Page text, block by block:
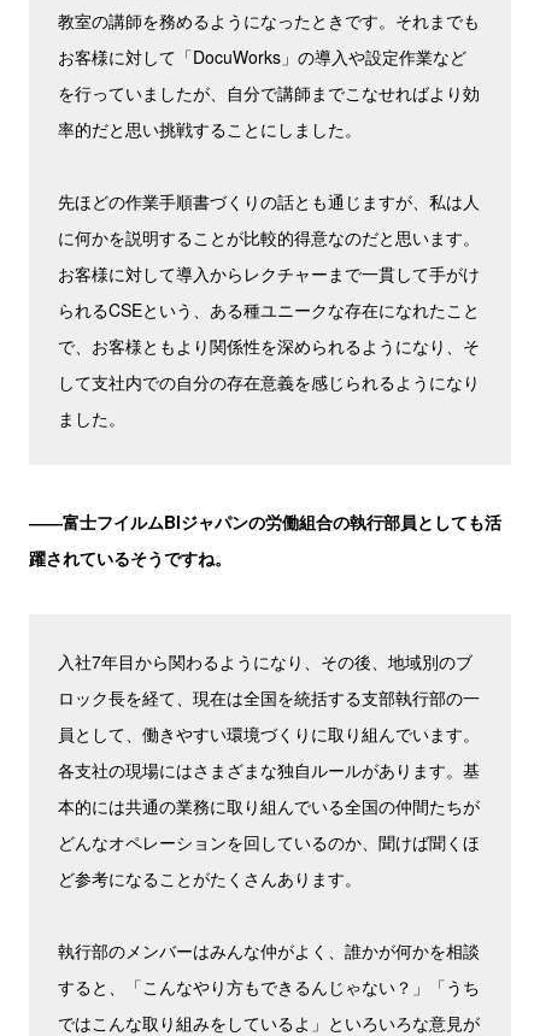
教室の講師を務めるようになったときです。それまでも
お客様に対して「DocuWorks」の導入や設定作業など
を行っていましたが、自分で講師までこなせればより効
率的だと思い挑戦することにしました。
先ほどの作業手順書づくりの話とも通じますが、私は人
に何かを説明することが比較的得意なのだと思います。
お客様に対して導入からレクチャーまで一貫して手がけ
られるCSEという、ある種ユニークな存在になれたこと
で、お客様ともより関係性を深められるようになり、そ
して支社内での自分の存在意義を感じられるようになり
ました。
――富士フイルムBIジャパンの労働組合の執行部員としても活
躍されているそうですね。
入社7年目から関わるようになり、その後、地域別のブ
ロック長を経て、現在は全国を統括する支部執行部の一
員として、働きやすい環境づくりに取り組んでいます。
各支社の現場にはさまざまな独自ルールがあります。基
本的には共通の業務に取り組んでいる全国の仲間たちが
どんなオペレーションを回しているのか、聞けば聞くほ
ど参考になることがたくさんあります。
執行部のメンバーはみんな仲がよく、誰かが何かを相談
すると、「こんなやり方もできるんじゃない？」「うち
ではこんな取り組みをしているよ」といろいろな意見が